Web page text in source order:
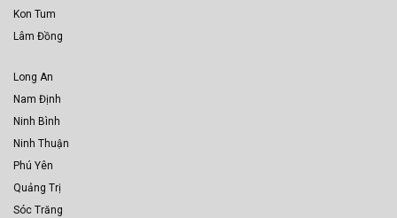
Kon Tum
Lâm Đồng
Long An
Nam Định
Ninh Bình
Ninh Thuận
Phú Yên
Quảng Trị
Sóc Trăng